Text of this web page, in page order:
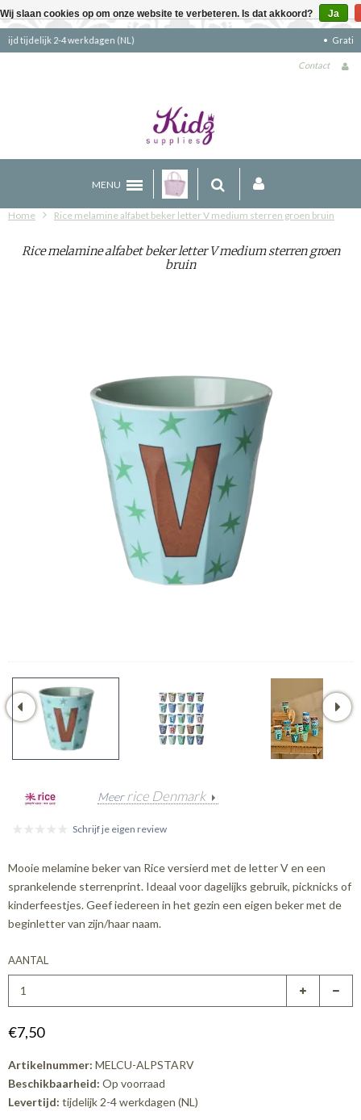
Gratis verzending boven €90 (NL)
Contact
MENU
Home Rice melamine alfabet beker letter V medium sterren groen bruin
Rice melamine alfabet beker letter V medium sterren groen
bruin
Meerrice Denmark
Schrijf je eigen review
Mooie melamine beker van Rice versierd met de letter V en een
sprankelende sterrenprint. Ideaal voor dagelijks gebruik, picknicks of
kinderfeestjes. Geef iedereen in het gezin een eigen beker met de
beginletter van zijn/haar naam.
AANTAL
€7,50
Artikelnummer: MELCU-ALPSTARV
Beschikbaarheid: Op voorraad
Levertijd: tijdelijk 2-4 werkdagen (NL)
Wij slaan cookies op om onze website te verbeteren. Is dat akkoord? Ja